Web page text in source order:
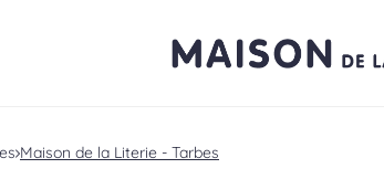
Maison de la Literie - Tarbes